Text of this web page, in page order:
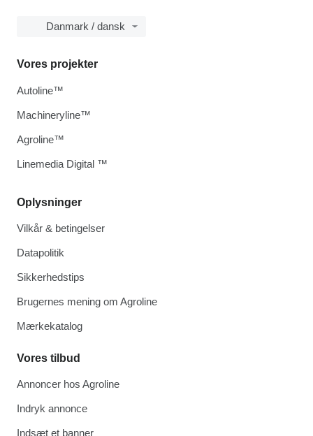
Danmark / dansk
Oplysninger
Vilkår & betingelser
Datapolitik
Sikkerhedstips
Brugernes mening om Agroline
Mærkekatalog
Vores tilbud
Annoncer hos Agroline
Indryk annonce
Indsæt et banner
Vores projekter
Autoline™
Machineryline™
Agroline™
Linemedia Digital ™